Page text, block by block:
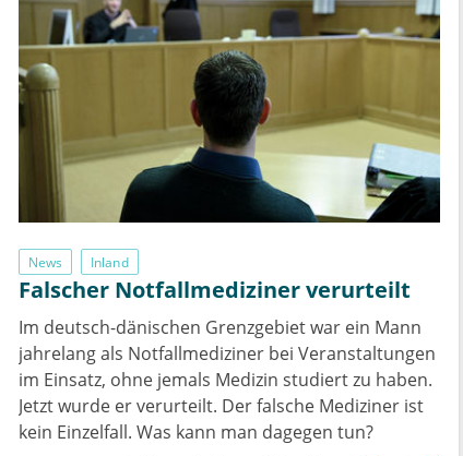
News Inland
Falscher Notfallmediziner verurteilt
Im deutsch-dänischen Grenzgebiet war ein Mann
jahrelang als Notfallmediziner bei Veranstaltungen
im Einsatz, ohne jemals Medizin studiert zu haben.
Jetzt wurde er verurteilt. Der falsche Mediziner ist
kein Einzelfall. Was kann man dagegen tun?